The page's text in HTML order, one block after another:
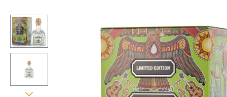
Bildergalerie überspringen